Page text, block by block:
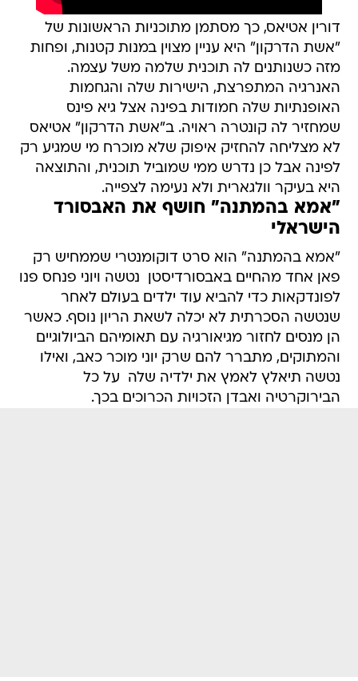
דורין אטיאס, כך מסתמן מתוכניות הראשונות של
"אשת הדרקון" היא עניין מצוין במנות קטנות, ופחות
מזה כשנותנים לה תוכנית שלמה משל עצמה.
האנרגיה המתפרצת, הישירות שלה והגחמות
האופנתיות שלה חמודות בפינה אצל גיא פינס
שמחזיר לה קונטרה ראויה. ב"אשת הדרקון" אטיאס
לא מצליחה להחזיק איפוק שלא מוכרח מי שמגיע רק
לפינה אבל כן נדרש ממי שמוביל תוכנית, והתוצאה
היא בעיקר וולגארית ולא נעימה לצפייה.
"אמא בהמתנה" חושף את האבסורד
הישראלי
"אמא בהמתנה" הוא סרט דוקומנטרי שממחיש רק
פאן אחד מהחיים באבסורדיסטן  נטשה ויוני פנחס פנו
לפונדקאות כדי להביא עוד ילדים בעולם לאחר
שנטשה הסכרתית לא יכלה לשאת הריון נוסף. כאשר
הן מנסים לחזור מגיאורגיה עם תאומיהם הביולוגיים
והמתוקים, מתברר להם שרק יוני מוכר כאב, ואילו
נטשה תיאלץ לאמץ את ילדיה שלה  על כל
הבירוקרטיה ואבדן הזכויות הכרוכים בכך.